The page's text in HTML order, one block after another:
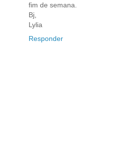
fim de semana.
Bj,
Lylia
Responder